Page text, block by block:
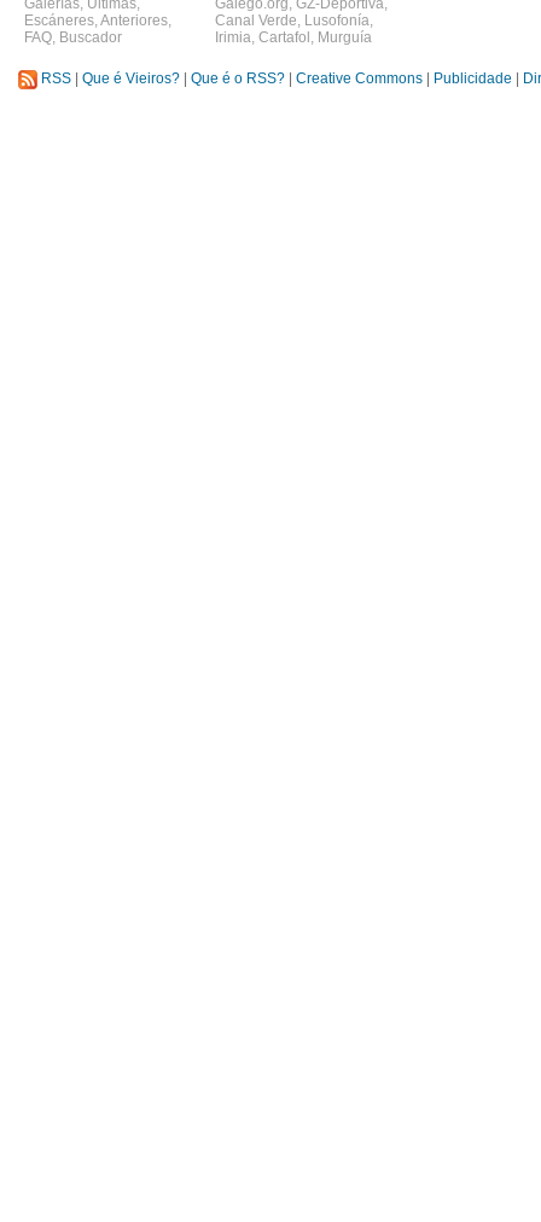
Galerías, Últimas,
Escáneres,Anteriores,
FAQ, Buscador
Galego.org , GZ-Deportiva,
Canal Verde, Lusofonía,
Irimia, Cartafol , Murguía
RSS Que é Vieiros? Que é o RSS? Creative Commons Publicidade